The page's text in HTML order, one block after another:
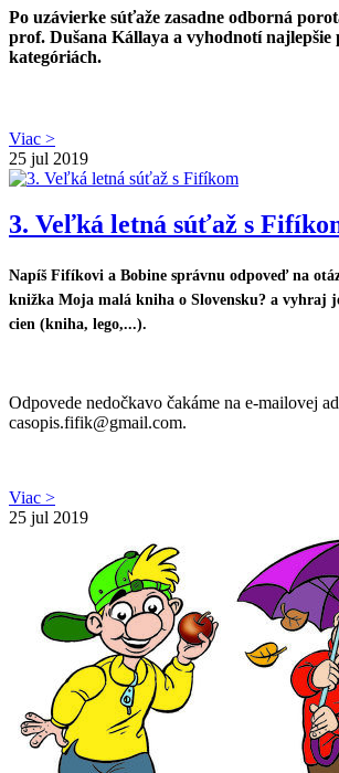
Po uzávierke súťaže zasadne odborná
prof. Dušana Kállaya a vyhodnotí najlepšie
kategóriách.
Viac >
25 jul 2019
3. Veľká letná súťaž s
Napíš Fifíkovi a Bobine správnu odpoveď na
knižka Moja malá kniha o Slovensku? a vyhraj
cien (kniha, lego,...).
Odpovede nedočkavo čakáme na e-mailovej
casopis.fifik@gmail.com.
Viac >
25 jul 2019